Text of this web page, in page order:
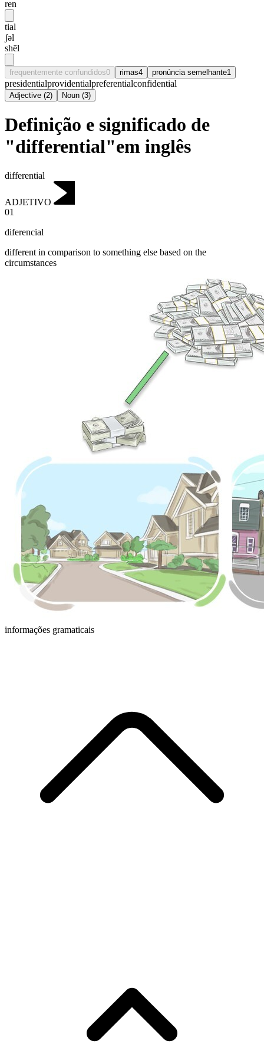
ren
tial
ʃəl
shēl
frequentemente confundidos0 rimas4 pronúncia semelhante1
presidentialprovidentialpreferentialconfidential
Adjective (2) Noun (3)
Definição e significado de
"differential"em inglês
differential
ADJETIVO
01
diferencial
different in comparison to something else based on the
circumstances
informações gramaticais